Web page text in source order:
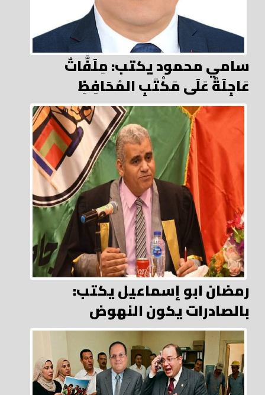
سامي محمود يكتب: مِلَفَّاتٌ
عَاجِلَةٌ عَلَى مَكْتَبِ المُحَافِظِ
رمضان ابو إسماعيل يكتب:
بالصادرات يكون النهوض